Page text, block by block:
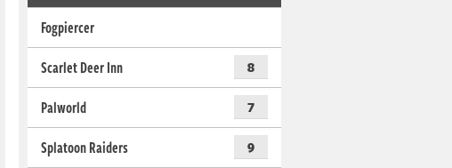
Fogpiercer
Scarlet Deer Inn
8
Palworld 7
Splatoon Raiders 9